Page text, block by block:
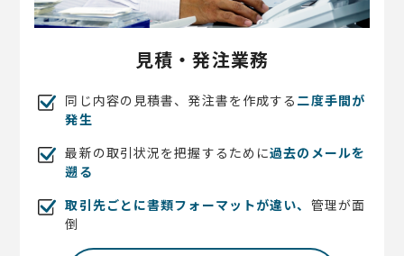
見積・発注業務
同じ内容の見積書、発注書を作成する 二度手間が
発生
最新の取引状況を把握するために過去のメールを
遡る
取引先ごとに書類フォーマットが違い、 管理が面
倒